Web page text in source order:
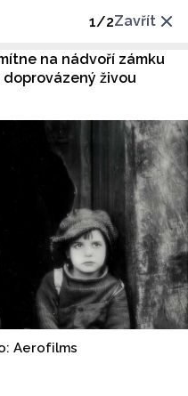
1/2Zavřít
na nádvoří zámku
živou
Aerofilms